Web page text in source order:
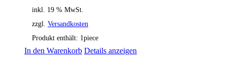
inkl. 19 % MwSt.
zzgl. Versandkosten
Produkt enthält: 1piece
In den Warenkorb Details anzeigen